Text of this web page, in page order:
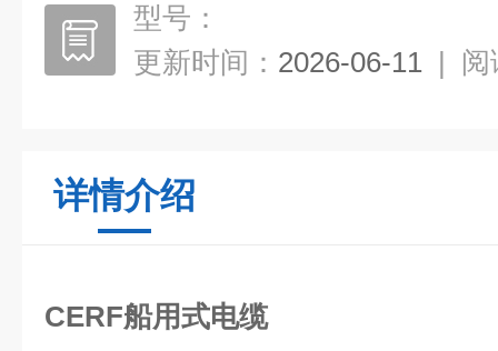
型号：
更新时间： 2026-06-11 | 阅
详情介绍
CERF船用式电缆